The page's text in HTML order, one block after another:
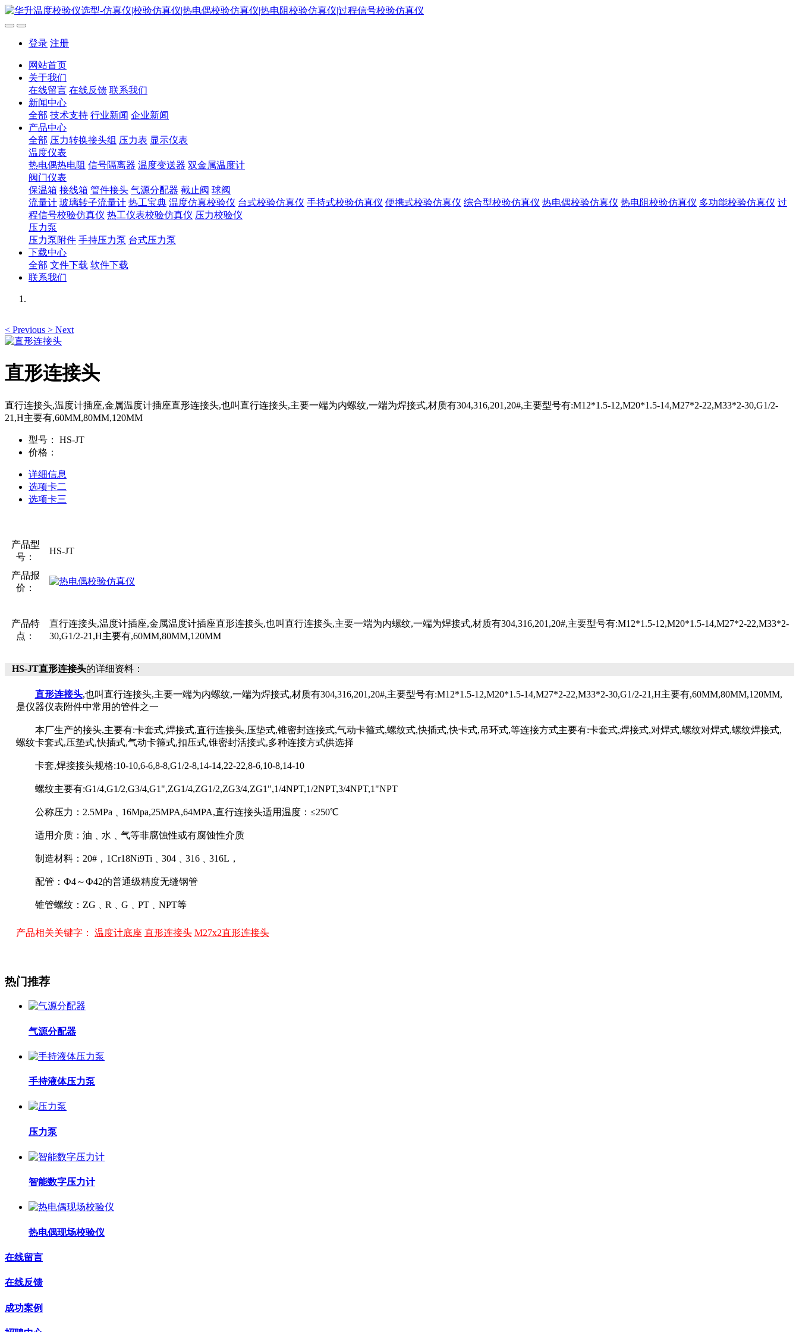
登录 注册
网站首页
关于我们
在线留言 在线反馈 联系我们
新闻中心
全部 技术支持 行业新闻 企业新闻
产品中心
全部 压力转换接头组 压力表 显示仪表
温度仪表
热电偶热电阻 信号隔离器 温度变送器 双金属温度计
阀门仪表
保温箱 接线箱 管件接头 气源分配器 截止阀 球阀
流量计 玻璃转子流量计 热工宝典 温度仿真校验仪 台式校验仿真仪 手持式校验仿真仪 便携式校验仿真仪 综合型校验仿真仪 热电偶校验仿真仪 热电阻校验仿真仪 多功能校验仿真仪 过
程信号校验仿真仪 热工仪表校验仿真仪 压力校验仪
压力泵
压力泵附件 手持压力泵 台式压力泵
下载中心
全部 文件下载 软件下载
联系我们
< Previous > Next
直形连接头
直行连接头,温度计插座,金属温度计插座直形连接头,也叫直行连接头,主要一端为内螺纹,一端为焊接式,材质有304,316,201,20#,主要型号有:M12*1.5-12,M20*1.5-14,M27*2-22,M33*2-30,G1/2-
21,H主要有,60MM,80MM,120MM
型号：
HS-JT
价格：
详细信息
选项卡二
选项卡三
产品型
号：
HS-JT
产品报
价：
产品特
点：
直行连接头,温度计插座,金属温度计插座直形连接头,也叫直行连接头,主要一端为内螺纹,一端为焊接式,材质有304,316,201,20#,主要型号有:M12*1.5-12,M20*1.5-14,M27*2-22,M33*2-
30,G1/2-21,H主要有,60MM,80MM,120MM
HS-JT直形连接头的详细资料：
直形连接头,也叫直行连接头,主要一端为内螺纹,一端为焊接式,材质有304,316,201,20#,主要型号有:M12*1.5-12,M20*1.5-14,M27*2-22,M33*2-30,G1/2-21,H主要有,60MM,80MM,120MM,
是仪器仪表附件中常用的管件之一
本厂生产的接头,主要有:卡套式,焊接式,直行连接头,压垫式,锥密封连接式,气动卡箍式,螺纹式,快插式,快卡式,吊环式,等连接方式主要有:卡套式,焊接式,对焊式,螺纹对焊式,螺纹焊接式,
螺纹卡套式,压垫式,快插式,气动卡箍式,扣压式,锥密封活接式,多种连接方式供选择
卡套,焊接接头规格:10-10,6-6,8-8,G1/2-8,14-14,22-22,8-6,10-8,14-10
螺纹主要有:G1/4,G1/2,G3/4,G1",ZG1/4,ZG1/2,ZG3/4,ZG1",1/4NPT,1/2NPT,3/4NPT,1"NPT
公称压力：2.5MPa﹑16Mpa,25MPA,64MPA,直行连接头适用温度：≤250℃
适用介质：油﹑水﹑气等非腐蚀性或有腐蚀性介质
制造材料：20#，1Cr18Ni9Ti﹑304﹑316﹑316L，
配管：Ф4～Ф42的普通级精度无缝钢管
锥管螺纹：ZG﹑R﹑G﹑PT﹑NPT等
产品相关关键字： 温度计底座 直形连接头 M27x2直形连接头
热门推荐
气源分配器
手持液体压力泵
压力泵
智能数字压力计
热电偶现场校验仪
在线留言
在线反馈
成功案例